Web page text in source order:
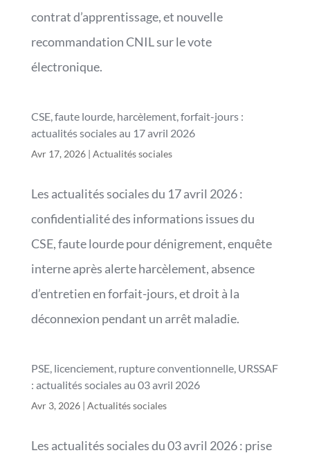
contrat d’apprentissage, et nouvelle
recommandation CNIL sur le vote
électronique.
CSE, faute lourde, harcèlement, forfait-jours :
actualités sociales au 17 avril 2026
Avr 17, 2026| Actualités sociales
Les actualités sociales du 17 avril 2026 :
confidentialité des informations issues du
CSE, faute lourde pour dénigrement, enquête
interne après alerte harcèlement, absence
d’entretien en forfait-jours, et droit à la
déconnexion pendant un arrêt maladie.
PSE, licenciement, rupture conventionnelle, URSSAF
: actualités sociales au 03 avril 2026
Avr 3, 2026| Actualités sociales
Les actualités sociales du 03 avril 2026 : prise